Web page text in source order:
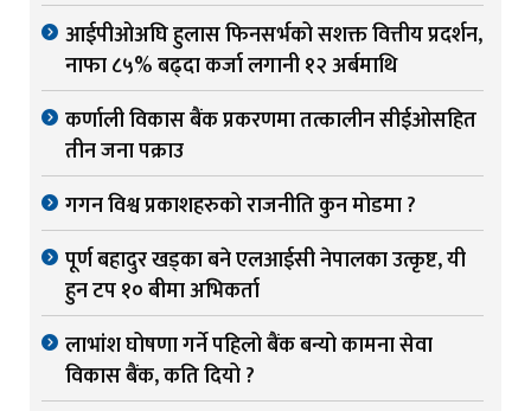
आईपीओअघि हुलास फिनसर्भको सशक्त वित्तीय प्रदर्शन,
नाफा ८५% बढ्दा कर्जा लगानी १२ अर्बमाथि
कर्णाली विकास बैंक प्रकरणमा तत्कालीन सीईओसहित
तीन जना पक्राउ
गगन विश्व प्रकाशहरुको राजनीति कुन मोडमा ?
पूर्ण बहादुर खड्का बने एलआईसी नेपालका उत्कृष्ट, यी
हुन टप १० बीमा अभिकर्ता
लाभांश घोषणा गर्ने पहिलो बैंक बन्यो कामना सेवा
विकास बैंक, कति दियो ?